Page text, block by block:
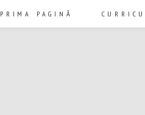
PRIMA PAGINĂ